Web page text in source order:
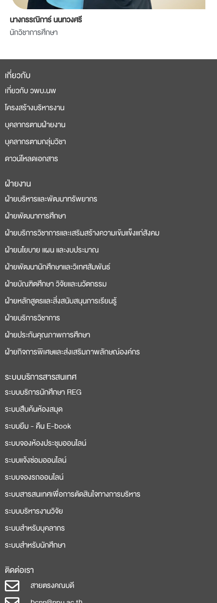
นางกรรณิการ์ นนทวงศรี
นักวิชาการศึกษา
เกี่ยวกับ
เกี่ยวกับ วพบ.นพ
โครงสร้างบริหารงาน
บุคลากรตามฝ่ายงาน
บุคลากรตามกลุ่มวิชา
ดาวน์โหลดเอกสาร
deneme
bonusu
casino
siteleri
ฝ่ายงาน
ฝ่ายบริหารและพัฒนาทรัพยากร
ฝ่ายพัฒนาการศึกษา
ฝ่ายบริการวิชาการและเสริมสร้างความเข้มแข็งแก่สังคม
ฝ่ายนโยบาย แผน และงบประมาณ
ฝ่ายพัฒนานักศึกษาและวิเทศสัมพันธ์
ฝ่ายบัณฑิตศึกษา วิจัยและนวัตกรรม
ฝ่ายหลักสูตรและสิ่งสนับสนุนการเรียนรู้
ฝ่ายบริการวิชาการ
ฝ่ายประกันคุณภาพการศึกษา
ฝ่ายกิจการพิเศษและส่งเสริมภาพลักษณ์องค์กร
ระบบบริการสารสนเทศ
ระบบบริการนักศึกษา REG
ระบบสืบค้นห้องสมุด
ระบบยืม - คืน E-book
ระบบจองห้องประชุมออนไลน์
ระบบแจ้งซ่อมออนไลน์
ระบบจองรถออนไลน์
ระบบสารสนเทศเพื่อการตัดสินใจทางการบริหาร
ระบบบริหารงานวิจัย
ระบบสำหรับบุคลากร
ระบบสำหรับนักศึกษา
ติดต่อเรา
สายตรงคณบดี